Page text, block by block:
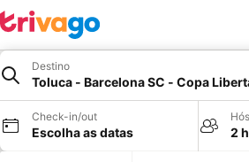
Destino
Toluca - Barcelona SC - Copa
Check-in/out
Escolha as datas 2